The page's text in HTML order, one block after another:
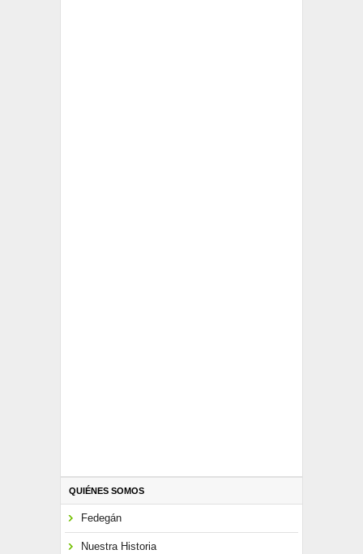
QUIÉNES SOMOS
Fedegán
Nuestra Historia